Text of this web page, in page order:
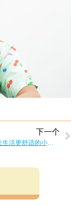
下一个
第 21 卷：让生活更舒适的小窍门！爸爸们的省时家务技巧！